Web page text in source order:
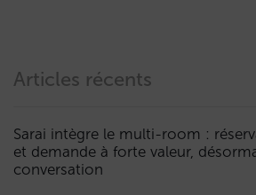
Articles récents
Sarai intègre le multi-room :
et demande à forte valeur,
conversation